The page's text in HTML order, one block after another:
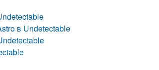
в Undetectable